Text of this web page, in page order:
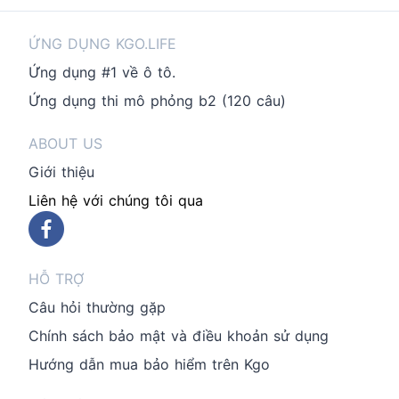
ỨNG DỤNG KGO.LIFE
Ứng dụng #1 về ô tô.
Ứng dụng thi mô phỏng b2 (120 câu)
ABOUT US
Giới thiệu
Liên hệ với chúng tôi qua
HỖ TRỢ
Câu hỏi thường gặp
Chính sách bảo mật và điều khoản sử dụng
Hướng dẫn mua bảo hiểm trên Kgo